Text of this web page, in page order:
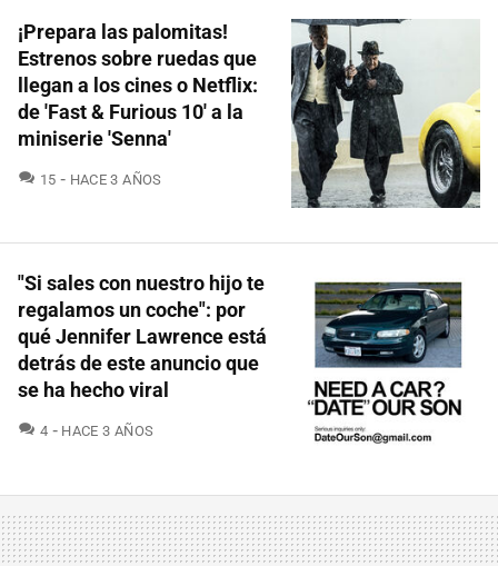
¡Prepara las palomitas!
Estrenos sobre ruedas que
llegan a los cines o Netflix:
de 'Fast & Furious 10' a la
miniserie 'Senna'
15 COMENTARIOS
HACE 3 AÑOS
"Si sales con nuestro hijo te
regalamos un coche": por
qué Jennifer Lawrence está
detrás de este anuncio que
se ha hecho viral
4 COMENTARIOS
HACE 3 AÑOS